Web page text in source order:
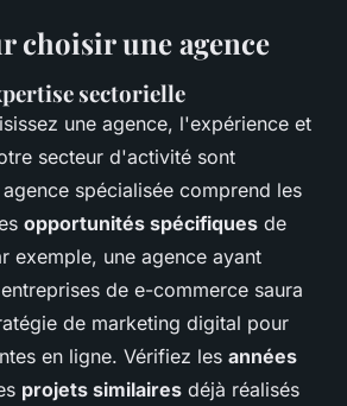
choisir une agence
sectorielle
une agence, l'expérience et
secteur d'activité sont
spécialisée comprend les
opportunités spécifiques de
exemple, une agence ayant
de e-commerce saura
de marketing digital pour
en ligne. Vérifiez les années
projets similaires déjà réalisés